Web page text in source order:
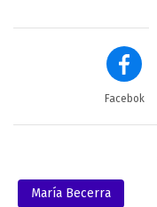
Facebok
María Becerra